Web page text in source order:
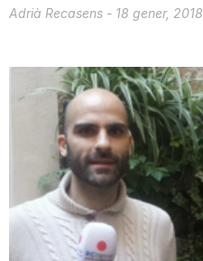
Adrià Recasens - 18 gener, 2018